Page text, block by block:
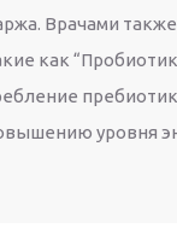
Врачами
как
уровня